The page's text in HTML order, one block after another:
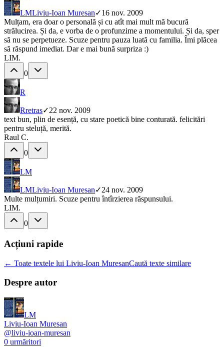
LMLiviu-Ioan Muresan✓16 nov. 2009
Mulțam, era doar o personală și cu atît mai mult mă bucură
strălucirea. Și da, e vorba de o profunzime a momentului. Și da, sper
să nu se perpetueze. Scuze pentru pauza luată cu familia. Îmi plăcea
să răspund imediat. Dar e mai bună surpriza :)
LIM.
0
R
Rretras✓22 nov. 2009
text bun, plin de esență, cu stare poetică bine conturată. felicitări
pentru steluță, merită.
Raul C.
0
LM
LMLiviu-Ioan Muresan✓24 nov. 2009
Multe mulțumiri. Scuze pentru întîrzierea răspunsului.
LIM.
0
Acțiuni rapide
← Toate textele lui Liviu-Ioan MuresanCaută texte similare
Despre autor
LM
Liviu-Ioan Muresan
@liviu-ioan-muresan
0 urmăritori